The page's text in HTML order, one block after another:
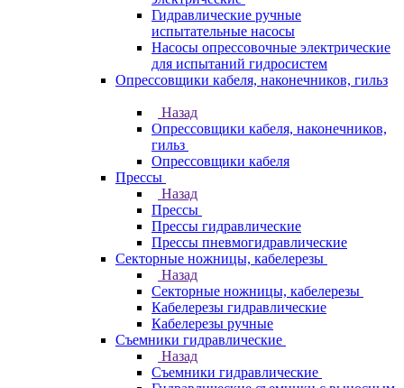
Гидравлические ручные
испытательные насосы
Насосы опрессовочные электрические
для испытаний гидросистем
Опрессовщики кабеля, наконечников, гильз
Назад
Опрессовщики кабеля, наконечников,
гильз
Опрессовщики кабеля
Прессы
Назад
Прессы
Прессы гидравлические
Прессы пневмогидравлические
Секторные ножницы, кабелерезы
Назад
Секторные ножницы, кабелерезы
Кабелерезы гидравлические
Кабелерезы ручные
Съемники гидравлические
Назад
Съемники гидравлические